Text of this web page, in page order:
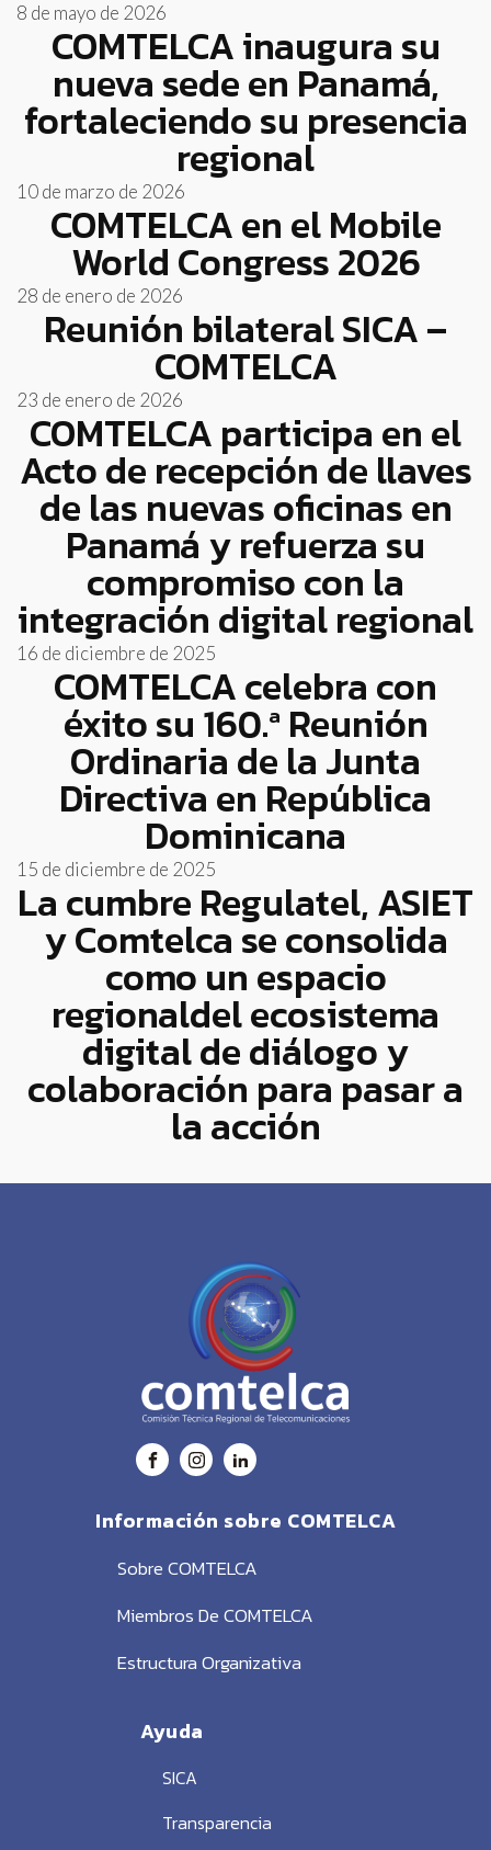
8 de mayo de 2026
COMTELCA inaugura su
nueva sede en Panamá,
fortaleciendo su presencia
regional
10 de marzo de 2026
COMTELCA en el Mobile
World Congress 2026
28 de enero de 2026
Reunión bilateral SICA –
COMTELCA
23 de enero de 2026
COMTELCA participa en el
Acto de recepción de llaves
de las nuevas oficinas en
Panamá y refuerza su
compromiso con la
integración digital regional
16 de diciembre de 2025
COMTELCA celebra con
éxito su 160.ª Reunión
Ordinaria de la Junta
Directiva en República
Dominicana
15 de diciembre de 2025
La cumbre Regulatel, ASIET
y Comtelca se consolida
como un espacio
regionaldel ecosistema
digital de diálogo y
colaboración para pasar a
la acción
Información sobre COMTELCA
Sobre COMTELCA
Miembros De COMTELCA
Estructura Organizativa
Ayuda
SICA
Transparencia